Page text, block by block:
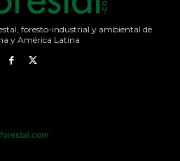
foresto-industrial y ambiental de
y América Latina